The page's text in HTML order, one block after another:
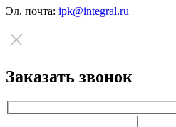
Эл. почта: ipk@integral.ru
Заказать звонок